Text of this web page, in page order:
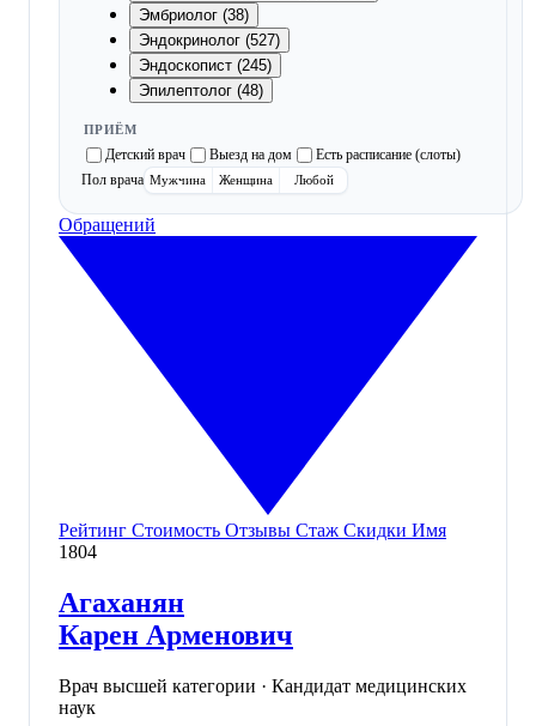
Эмбриолог (38)
Эндокринолог (527)
Эндоскопист (245)
Эпилептолог (48)
ПРИЁМ
Детский врач Выезд на дом
Есть расписание (слоты)
Пол врача Мужчина Женщина Любой
Обращений
Рейтинг Стоимость Отзывы Стаж Скидки Имя
1804
Агаханян
Карен Арменович
Врач высшей категории · Кандидат медицинских
наук